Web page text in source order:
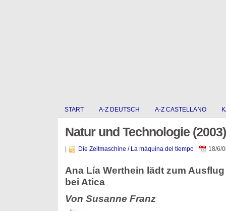
START A-Z DEUTSCH A-Z CASTELLANO
Natur und Technologie (2003)
Die Zeitmaschine / La máquina del tiempo| 18/6/
Ana Lía Werthein lädt zum
bei Atica
Von Susanne Franz